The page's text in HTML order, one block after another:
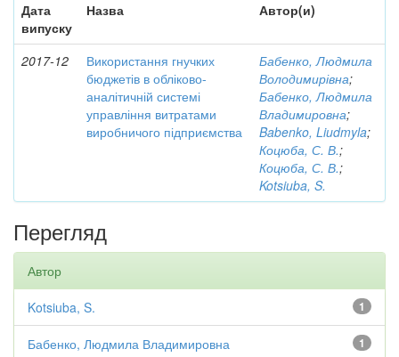
Дата
випуску
Назва Автор(и)
2017-12
Використання гнучких
бюджетів в обліково-
аналітичній системі
управління витратами
виробничого підприємства
Бабенко, Людмила
Володимирівна;
Бабенко, Людмила
Владимировна;
Babenko, Liudmyla;
Коцюба, С. В.;
Коцюба, С. В.;
Kotsiuba, S.
Перегляд
Автор
1
Kotsiuba, S.
1
Бабенко, Людмила Владимировна